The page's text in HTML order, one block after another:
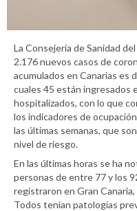
La Consejería de Sanidad
2.176 nuevos casos de
acumulados en Canarias es
cuales 45 están ingresados
hospitalizados, con lo que
los indicadores de
las últimas semanas, que
nivel de riesgo.
En las últimas horas se ha
personas de entre 77 y los
registraron en Gran
Todos tenían patologías